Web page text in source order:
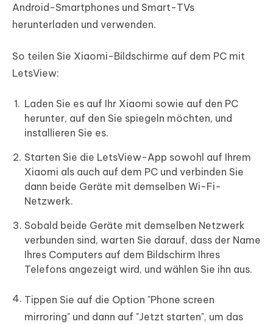
Android-Smartphones und Smart-TVs
herunterladen und verwenden.
So teilen Sie Xiaomi-Bildschirme auf dem PC mit
LetsView:
Laden Sie es auf Ihr Xiaomi sowie auf den PC
herunter, auf den Sie spiegeln möchten, und
installieren Sie es.
Starten Sie die LetsView-App sowohl auf Ihrem
Xiaomi als auch auf dem PC und verbinden Sie
dann beide Geräte mit demselben Wi-Fi-
Netzwerk.
Sobald beide Geräte mit demselben Netzwerk
verbunden sind, warten Sie darauf, dass der Name
Ihres Computers auf dem Bildschirm Ihres
Telefons angezeigt wird, und wählen Sie ihn aus.
Tippen Sie auf die Option "Phone screen
mirroring" und dann auf "Jetzt starten", um das